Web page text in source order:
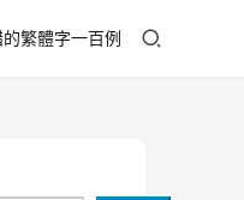
繁體字一百例